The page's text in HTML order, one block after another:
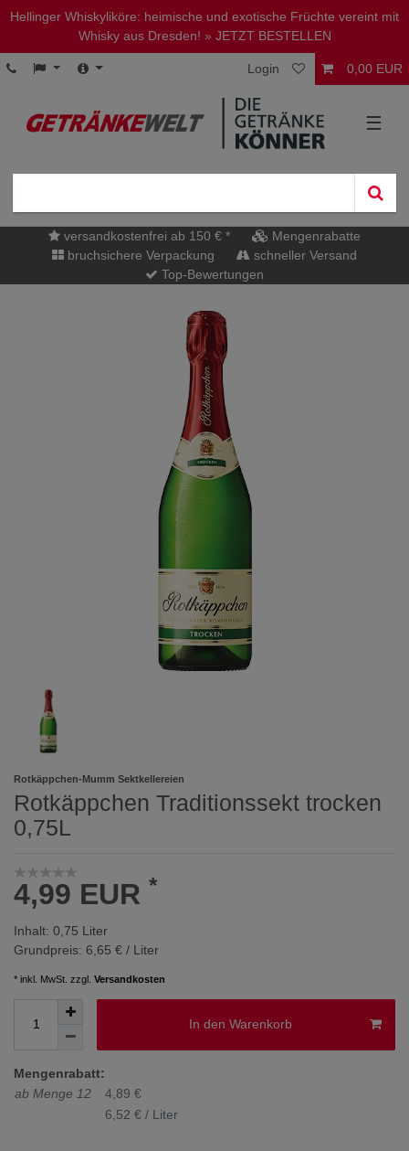
Hellinger Whiskyliköre: heimische und exotische Früchte vereint mit
Whisky aus Dresden! » JETZT BESTELLEN
Login 0,00 EUR
☰
versandkostenfrei ab 150 € *
Mengenrabatte
bruchsichere Verpackung
schneller Versand
Top-Bewertungen
Rotkäppchen-Mumm Sektkellereien
Rotkäppchen Traditionssekt trocken
0,75L
4,99 EUR *
Inhalt: 0,75 Liter
Grundpreis: 6,65 € / Liter
* inkl. MwSt. zzgl. Versandkosten
In den Warenkorb
Mengenrabatt:
ab Menge 12
4,89 €
6,52 € / Liter